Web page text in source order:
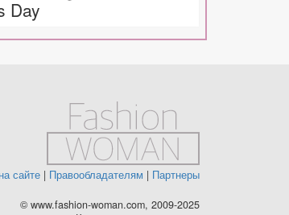
Day
сайте| Правообладателям | Партнеры
© www.fashion-woman.com, 2009-2025